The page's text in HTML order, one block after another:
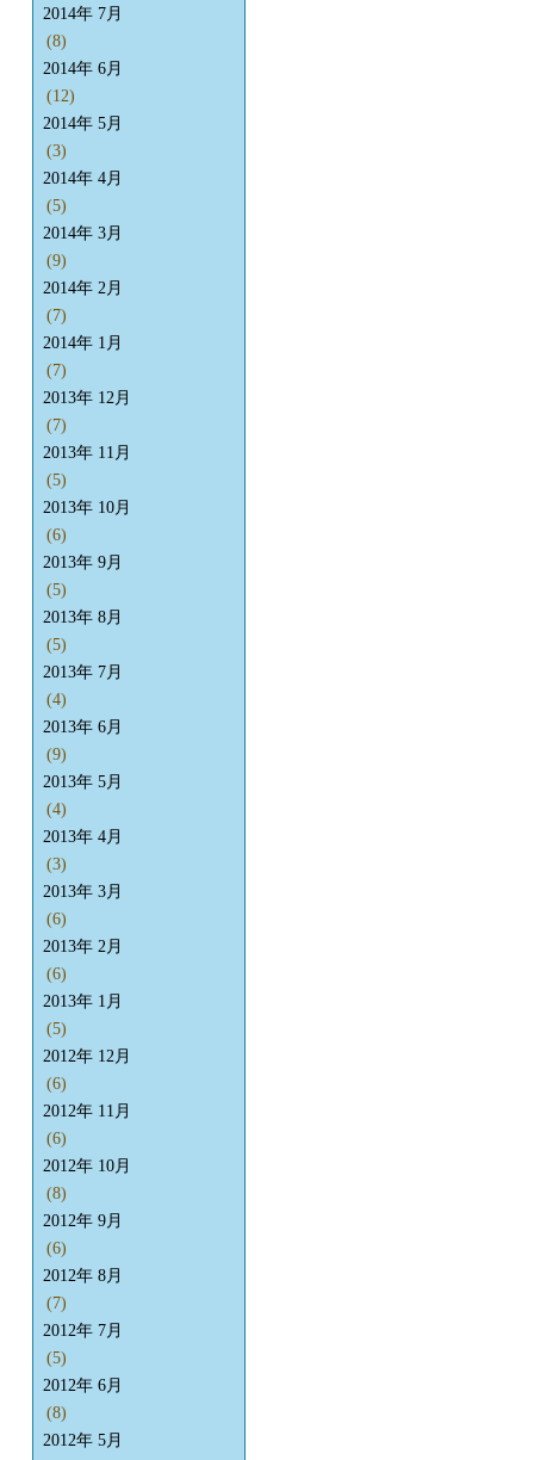
2014年 7月
(8)
2014年 6月
(12)
2014年 5月
(3)
2014年 4月
(5)
2014年 3月
(9)
2014年 2月
(7)
2014年 1月
(7)
2013年 12月
(7)
2013年 11月
(5)
2013年 10月
(6)
2013年 9月
(5)
2013年 8月
(5)
2013年 7月
(4)
2013年 6月
(9)
2013年 5月
(4)
2013年 4月
(3)
2013年 3月
(6)
2013年 2月
(6)
2013年 1月
(5)
2012年 12月
(6)
2012年 11月
(6)
2012年 10月
(8)
2012年 9月
(6)
2012年 8月
(7)
2012年 7月
(5)
2012年 6月
(8)
2012年 5月